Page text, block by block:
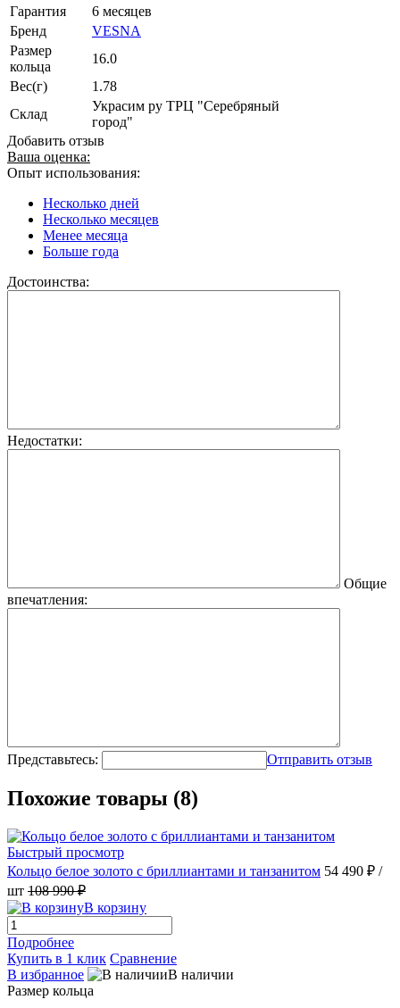
Гарантия
6 месяцев
Бренд
VESNA
Размер
кольца
16.0
Вес(г)
1.78
Склад
Украсим ру ТРЦ "Серебряный
город"
Добавить отзыв
Ваша оценка:
Опыт использования:
Несколько дней
Несколько месяцев
Менее месяца
Больше года
Достоинства:
Недостатки:
Общие
впечатления:
Представьтесь: Отправить отзыв
Похожие товары (8)
Быстрый просмотр
Кольцо белое золото с бриллиантами и танзанитом 54 490 ₽ /
шт 108 990 ₽
В корзину
Подробнее
Купить в 1 клик Сравнение
В избранное
В наличии
Размер кольца